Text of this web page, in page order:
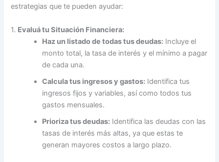
estrategias que te pueden ayudar:
1. Evaluá tu Situación Financiera:
Haz un listado de todas tus deudas: Incluye el
monto total, la tasa de interés y el mínimo a pagar
de cada una.
Calcula tus ingresos y gastos: Identifica tus
ingresos fijos y variables, así como todos tus
gastos mensuales.
Prioriza tus deudas: Identifica las deudas con las
tasas de interés más altas, ya que estas te
generan mayores costos a largo plazo.